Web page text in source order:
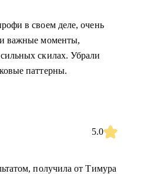
в своем деле, очень
важные моменты,
скилах. Убрали
паттерны.
5.0
получила от Тимура